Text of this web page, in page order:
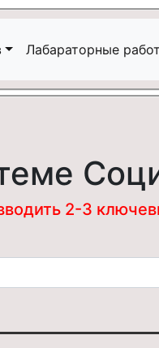
Лабараторные
2-3